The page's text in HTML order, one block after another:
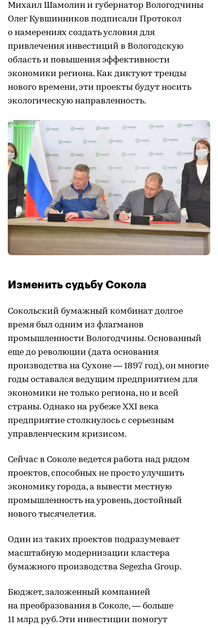
Михаил Шамолин и губернатор Вологодчины
Олег Кувшинников подписали Протокол
о намерениях создать условия для
привлечения инвестиций в Вологодскую
область и повышения эффективности
экономики региона. Как диктуют тренды
нового времени, эти проекты будут носить
экологическую направленность.
Изменить судьбу Сокола
Сокольский бумажный комбинат долгое
время был одним из флагманов
промышленности Вологодчины. Основанный
еще до революции (дата основания
производства на Сухоне — 1897 год), он многие
годы оставался ведущим предприятием для
экономики не только региона, но и всей
страны. Однако на рубеже XXI века
предприятие столкнулось с серьезным
управленческим кризисом.
Сейчас в Соколе ведется работа над рядом
проектов, способных не просто улучшить
экономику города, а вывести местную
промышленность на уровень, достойный
нового тысячелетия.
Один из таких проектов подразумевает
масштабную модернизации кластера
бумажного производства Segezha Group.
Бюджет, заложенный компанией
на преобразования в Соколе, — больше
11 млрд руб. Эти инвестиции помогут